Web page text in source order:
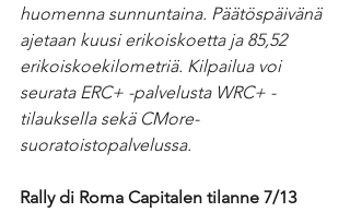
huomenna sunnuntaina. Päätöspäivänä
ajetaan kuusi erikoiskoetta ja 85,52
erikoiskoekilometriä. Kilpailua voi
seurata ERC+ -palvelusta WRC+ -
tilauksella sekä CMore-
suoratoistopalvelussa.
Rally di Roma Capitalen tilanne 7/13